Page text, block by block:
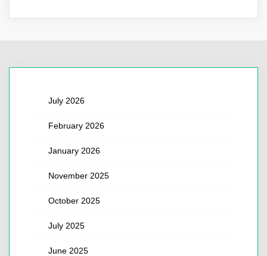
July 2026
February 2026
January 2026
November 2025
October 2025
July 2025
June 2025